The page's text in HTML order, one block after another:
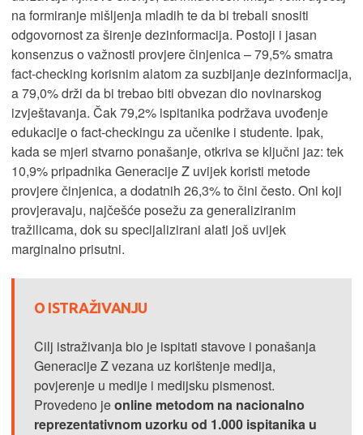
na formiranje mišljenja mladih te da bi trebali snositi
odgovornost za širenje dezinformacija. Postoji i jasan
konsenzus o važnosti provjere činjenica – 79,5% smatra
fact-checking korisnim alatom za suzbijanje dezinformacija,
a 79,0% drži da bi trebao biti obvezan dio novinarskog
izvještavanja. Čak 79,2% ispitanika podržava uvođenje
edukacije o fact-checkingu za učenike i studente. Ipak,
kada se mjeri stvarno ponašanje, otkriva se ključni jaz: tek
10,9% pripadnika Generacije Z uvijek koristi metode
provjere činjenica, a dodatnih 26,3% to čini često. Oni koji
provjeravaju, najčešće posežu za generaliziranim
tražilicama, dok su specijalizirani alati još uvijek
marginalno prisutni.
O ISTRAŽIVANJU
Cilj istraživanja bio je ispitati stavove i ponašanja
Generacije Z vezana uz korištenje medija,
povjerenje u medije i medijsku pismenost.
Provedeno jeonline metodom na nacionalno
reprezentativnom uzorku od 1.000 ispitanika u